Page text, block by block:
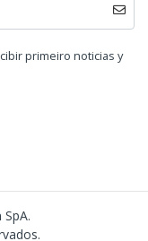
primeiro noticias y